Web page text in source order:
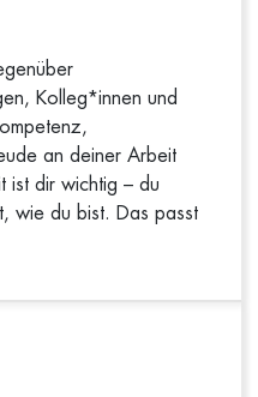
Kolleg*innen und
an deiner Arbeit
ist dir wichtig – du
wie du bist. Das passt